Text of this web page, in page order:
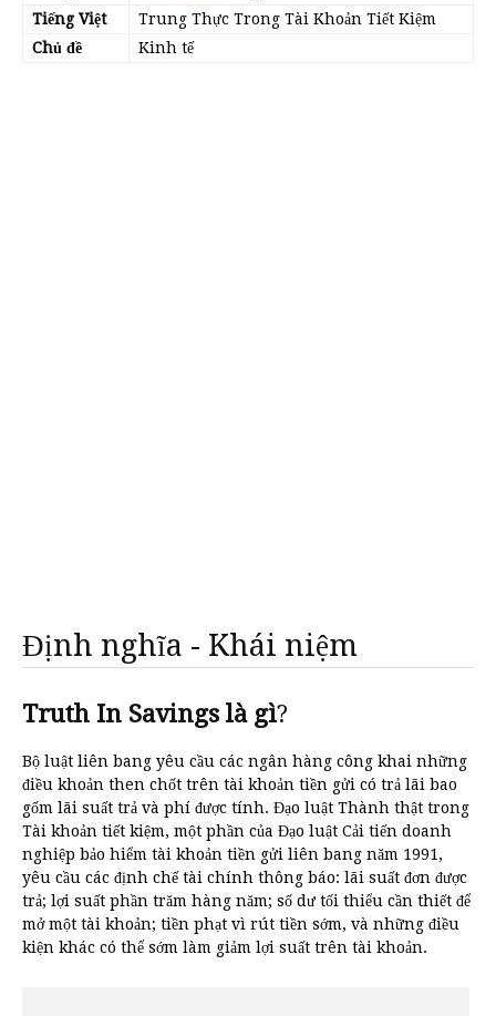
Tiếng Việt
Trung Thực Trong Tài Khoản Tiết Kiệm
Chủ đề
Kinh tế
Định nghĩa - Khái niệm
Truth In Savings là gì?
Bộ luật liên bang yêu cầu các ngân hàng công khai những
điều khoản then chốt trên tài khoản tiền gửi có trả lãi bao
gốm lãi suất trả và phí được tính. Đạo luật Thành thật trong
Tài khoản tiết kiệm, một phần của Đạo luật Cải tiến doanh
nghiệp bảo hiểm tài khoản tiền gửi liên bang năm 1991,
yêu cầu các định chế tài chính thông báo: lãi suất đơn được
trả; lợi suất phần trăm hàng năm; số dư tối thiểu cần thiết để
mở một tài khoản; tiền phạt vì rút tiền sớm, và những điều
kiện khác có thể sớm làm giảm lợi suất trên tài khoản.